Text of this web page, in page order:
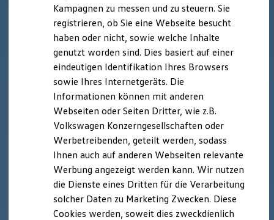
Technologie
Kosten und Kauf
Verbrauchskosten
Kaufoptionen
E-Auto-Förderung
Software und Konnektivität
Die ID. Software 6
ID. Software Versionen und Updates
Digitale Extras
Schnittstellen zu Ihrem ID.
Hybridautos
Marke und Erlebnis
Volkswagen R und R Experience
R-Modelle
R Experience
Driving Experience
Volkswagen entdecken
Werkbesichtigung
Factory visit
Kampagnen zu messen und zu steuern. Sie
registrieren, ob Sie eine Webseite besucht
haben oder nicht, sowie welche Inhalte
genutzt worden sind. Dies basiert auf einer
eindeutigen Identifikation Ihres Browsers
sowie Ihres Internetgeräts. Die
Informationen können mit anderen
Webseiten oder Seiten Dritter, wie z.B.
Volkswagen Konzerngesellschaften oder
Werbetreibenden, geteilt werden, sodass
Ihnen auch auf anderen Webseiten relevante
Werbung angezeigt werden kann. Wir nutzen
die Dienste eines Dritten für die Verarbeitung
solcher Daten zu Marketing Zwecken. Diese
Cookies werden, soweit dies zweckdienlich